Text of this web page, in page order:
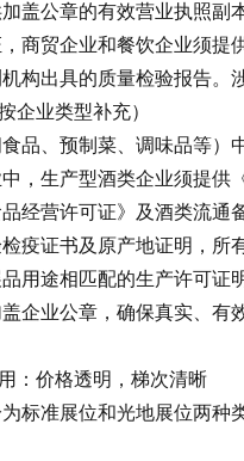
盖公章的有效营业执照
商贸企业和餐饮企业须
构出具的质量检验报告。
企业类型补充）
品、预制菜、调味品等）
，生产型酒类企业须提
经营许可证》及酒类流
疫证书及原产地证明，
用途相匹配的生产许可证明
企业公章，确保真实、
：价格透明，梯次清晰
标准展位和光地展位两种